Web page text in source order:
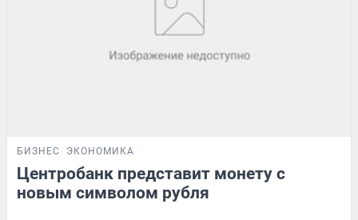
БИЗНЕС ЭКОНОМИКА
Центробанк представит монету с
новым символом рубля